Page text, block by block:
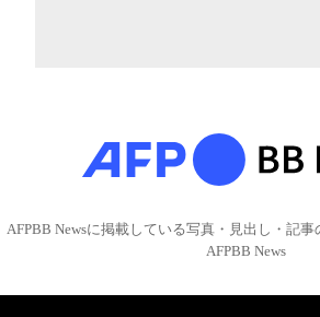
AFPBB Newsに掲載している写真・見出し・記
AFPBB News